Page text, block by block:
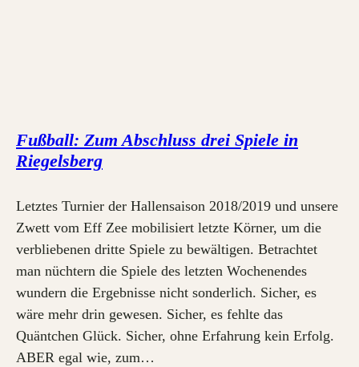
Fußball: Zum Abschluss drei Spiele in
Riegelsberg
Letztes Turnier der Hallensaison 2018/2019 und unsere
Zwett vom Eff Zee mobilisiert letzte Körner, um die
verbliebenen dritte Spiele zu bewältigen. Betrachtet
man nüchtern die Spiele des letzten Wochenendes
wundern die Ergebnisse nicht sonderlich. Sicher, es
wäre mehr drin gewesen. Sicher, es fehlte das
Quäntchen Glück. Sicher, ohne Erfahrung kein Erfolg.
ABER egal wie, zum…